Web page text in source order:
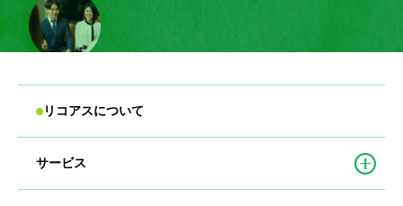
リコアスについて
サービス